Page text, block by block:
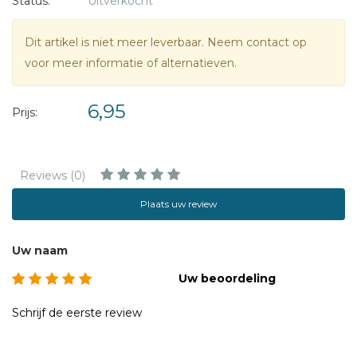
Dit artikel is niet meer leverbaar. Neem contact op
voor meer informatie of alternatieven.
Prijs: 6,95
Reviews (0)
Plaats uw review
Uw naam
Uw beoordeling
Schrijf de eerste review